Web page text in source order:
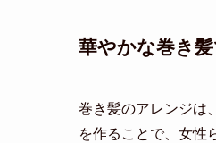
華やかな巻き
巻き髪のアレンジは
を作ることで、女性